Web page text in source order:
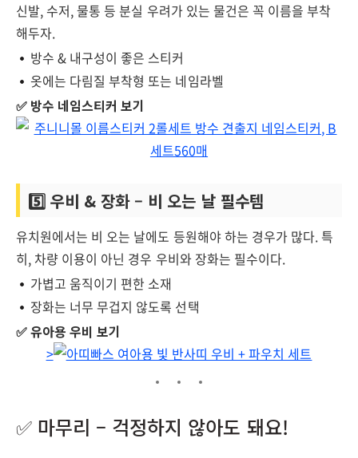
신발, 수저, 물통 등 분실 우려가 있는 물건은 꼭 이름을 부착
해두자.
방수 & 내구성이 좋은 스티커
옷에는 다림질 부착형 또는 네임라벨
✅ 방수 네임스티커 보기
5️⃣ 우비 & 장화 – 비 오는 날 필수템
유치원에서는 비 오는 날에도 등원해야 하는 경우가 많다. 특
히, 차량 이용이 아닌 경우 우비와 장화는 필수이다.
가볍고 움직이기 편한 소재
장화는 너무 무겁지 않도록 선택
✅ 유아용 우비 보기
>
✅ 마무리 – 걱정하지 않아도 돼요!